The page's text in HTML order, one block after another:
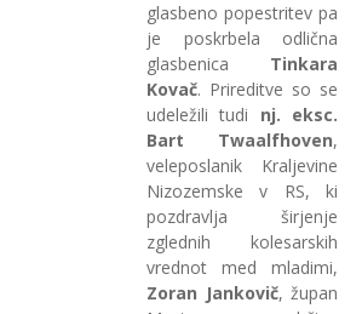
glasbeno popestritev pa
je poskrbela odlična
glasbenica Tinkara
Kovač. Prireditve so se
udeležili tudi nj. eksc.
Bart Twaalfhoven,
veleposlanik Kraljevine
Nizozemske v RS, ki
pozdravlja širjenje
zglednih kolesarskih
vrednot med mladimi,
Zoran Jankovič, župan